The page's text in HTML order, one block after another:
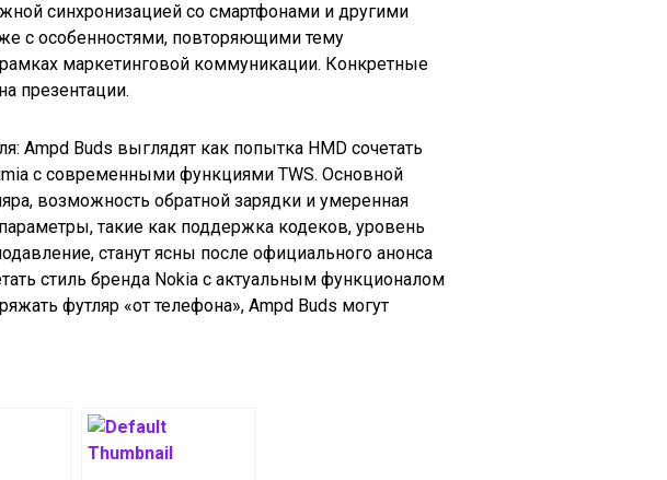
синхронизацией со смартфонами и другими
с особенностями, повторяющими тему
маркетинговой коммуникации. Конкретные
презентации.
Ampd Buds выглядят как попытка HMD сочетать
с современными функциями TWS. Основной
возможность обратной зарядки и умеренная
такие как поддержка кодеков, уровень
станут ясны после официального анонса
стиль бренда Nokia с актуальным функционалом
футляр «от телефона», Ampd Buds могут